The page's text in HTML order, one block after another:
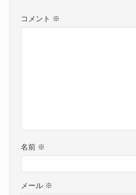
コメント ※
名前 ※
メール ※